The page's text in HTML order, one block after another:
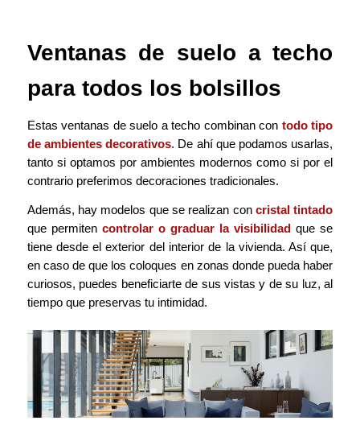
Ventanas de suelo a techo
para todos los bolsillos
Estas ventanas de suelo a techo combinan con todo tipo
de ambientes decorativos. De ahí que podamos usarlas,
tanto si optamos por ambientes modernos como si por el
contrario preferimos decoraciones tradicionales.
Además, hay modelos que se realizan concristal tintado
que permiten controlar o graduar la visibilidad que se
tiene desde el exterior del interior de la vivienda. Así que,
en caso de que los coloques en zonas donde pueda haber
curiosos, puedes beneficiarte de sus vistas y de su luz, al
tiempo que preservas tu intimidad.